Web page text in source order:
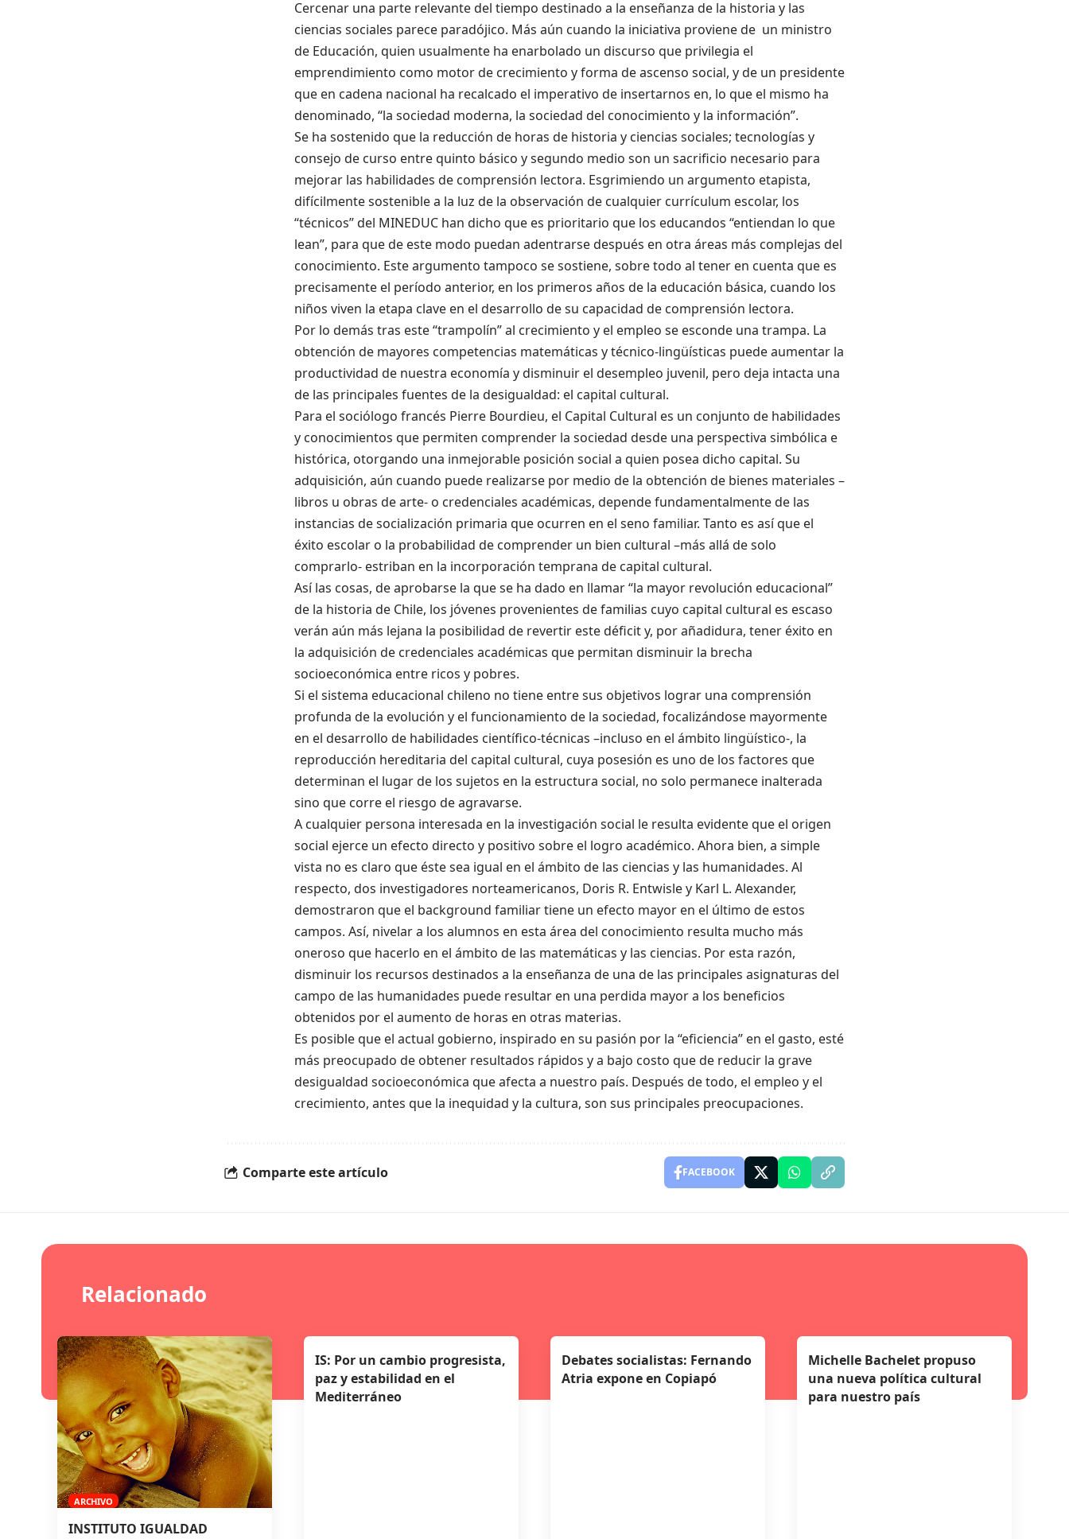
Cercenar una parte relevante del tiempo destinado a la enseñanza de la historia y las
ciencias sociales parece paradójico. Más aún cuando la iniciativa proviene de un ministro
de Educación, quien usualmente ha enarbolado un discurso que privilegia el
emprendimiento como motor de crecimiento y forma de ascenso social, y de un presidente
que en cadena nacional ha recalcado el imperativo de insertarnos en, lo que el mismo ha
denominado, “la sociedad moderna, la sociedad del conocimiento y la información”.
Se ha sostenido que la reducción de horas de historia y ciencias sociales; tecnologías y
consejo de curso entre quinto básico y segundo medio son un sacrificio necesario para
mejorar las habilidades de comprensión lectora. Esgrimiendo un argumento etapista,
difícilmente sostenible a la luz de la observación de cualquier currículum escolar, los
“técnicos” del MINEDUC han dicho que es prioritario que los educandos “entiendan lo que
lean”, para que de este modo puedan adentrarse después en otra áreas más complejas del
conocimiento. Este argumento tampoco se sostiene, sobre todo al tener en cuenta que es
precisamente el período anterior, en los primeros años de la educación básica, cuando los
niños viven la etapa clave en el desarrollo de su capacidad de comprensión lectora.
Por lo demás tras este “trampolín” al crecimiento y el empleo se esconde una trampa. La
obtención de mayores competencias matemáticas y técnico-lingüísticas puede aumentar la
productividad de nuestra economía y disminuir el desempleo juvenil, pero deja intacta una
de las principales fuentes de la desigualdad: el capital cultural.
Para el sociólogo francés Pierre Bourdieu, el Capital Cultural es un conjunto de habilidades
y conocimientos que permiten comprender la sociedad desde una perspectiva simbólica e
histórica, otorgando una inmejorable posición social a quien posea dicho capital. Su
adquisición, aún cuando puede realizarse por medio de la obtención de bienes materiales –
libros u obras de arte- o credenciales académicas, depende fundamentalmente de las
instancias de socialización primaria que ocurren en el seno familiar. Tanto es así que el
éxito escolar o la probabilidad de comprender un bien cultural –más allá de solo
comprarlo- estriban en la incorporación temprana de capital cultural.
Así las cosas, de aprobarse la que se ha dado en llamar “la mayor revolución educacional”
de la historia de Chile, los jóvenes provenientes de familias cuyo capital cultural es escaso
verán aún más lejana la posibilidad de revertir este déficit y, por añadidura, tener éxito en
la adquisición de credenciales académicas que permitan disminuir la brecha
socioeconómica entre ricos y pobres.
Si el sistema educacional chileno no tiene entre sus objetivos lograr una comprensión
profunda de la evolución y el funcionamiento de la sociedad, focalizándose mayormente
en el desarrollo de habilidades científico-técnicas –incluso en el ámbito lingüístico-, la
reproducción hereditaria del capital cultural, cuya posesión es uno de los factores que
determinan el lugar de los sujetos en la estructura social, no solo permanece inalterada
sino que corre el riesgo de agravarse.
A cualquier persona interesada en la investigación social le resulta evidente que el origen
social ejerce un efecto directo y positivo sobre el logro académico. Ahora bien, a simple
vista no es claro que éste sea igual en el ámbito de las ciencias y las humanidades. Al
respecto, dos investigadores norteamericanos, Doris R. Entwisle y Karl L. Alexander,
demostraron que el background familiar tiene un efecto mayor en el último de estos
campos. Así, nivelar a los alumnos en esta área del conocimiento resulta mucho más
oneroso que hacerlo en el ámbito de las matemáticas y las ciencias. Por esta razón,
disminuir los recursos destinados a la enseñanza de una de las principales asignaturas del
campo de las humanidades puede resultar en una perdida mayor a los beneficios
obtenidos por el aumento de horas en otras materias.
Es posible que el actual gobierno, inspirado en su pasión por la “eficiencia” en el gasto, esté
más preocupado de obtener resultados rápidos y a bajo costo que de reducir la grave
desigualdad socioeconómica que afecta a nuestro país. Después de todo, el empleo y el
crecimiento, antes que la inequidad y la cultura, son sus principales preocupaciones.
Comparte este artículo FACEBOOK
Relacionado
ARCHIVO
INSTITUTO IGUALDAD
IS: Por un cambio progresista,
paz y estabilidad en el
Mediterráneo
Debates socialistas: Fernando
Atria expone en Copiapó
Michelle Bachelet propuso
una nueva política cultural
para nuestro país